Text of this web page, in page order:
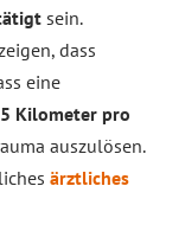
sein.
dass
eine
Kilometer pro
auszulösen.
ärztliches